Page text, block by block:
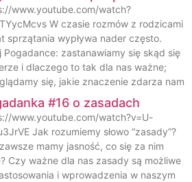
www.youtube.com/watch?
W czasie rozmów z rodzicami
sprzątania wypływa nader często.
Pogadance: zastanawiamy się skąd się
i dlaczego to tak dla nas ważne;
się, jakie znaczenie zdarza nam
#16 o zasadach
www.youtube.com/watch?v=U-
Jak rozumiemy słowo “zasady”?
mamy jasność, co się za nim
Czy ważne dla nas zasady są możliwe
i wprowadzenia w naszym